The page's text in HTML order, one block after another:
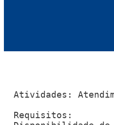
Atividades:
Requisitos: